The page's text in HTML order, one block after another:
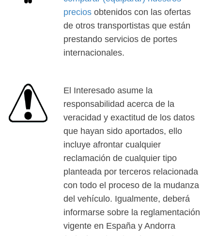
precios obtenidos con las ofertas
de otros transportistas que están
prestando servicios de portes
internacionales.
El Interesado asume la
responsabilidad acerca de la
veracidad y exactitud de los datos
que hayan sido aportados, ello
incluye afrontar cualquier
reclamación de cualquier tipo
planteada por terceros relacionada
con todo el proceso de la mudanza
del vehículo. Igualmente, deberá
informarse sobre la reglamentación
vigente en España y Andorra